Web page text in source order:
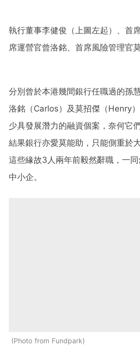
執行董事李健俊（上圖左起）、首
席運營官曾洛銘、首席風險管理官
分別曾於本港幾間銀行任職過的孫
洛銘（Carlos）及莫招傑（Henry
少具發展潛力的融資個案，奈何它
結果銀行亦愛莫能助，只能側重於
這些緣故3人兩年前毅然辭職，一
中小企。
Photo from Fundpark